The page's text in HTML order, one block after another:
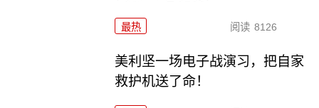
最热 阅读 8126
美利坚一场电子战演习，把自家
救护机送了命！